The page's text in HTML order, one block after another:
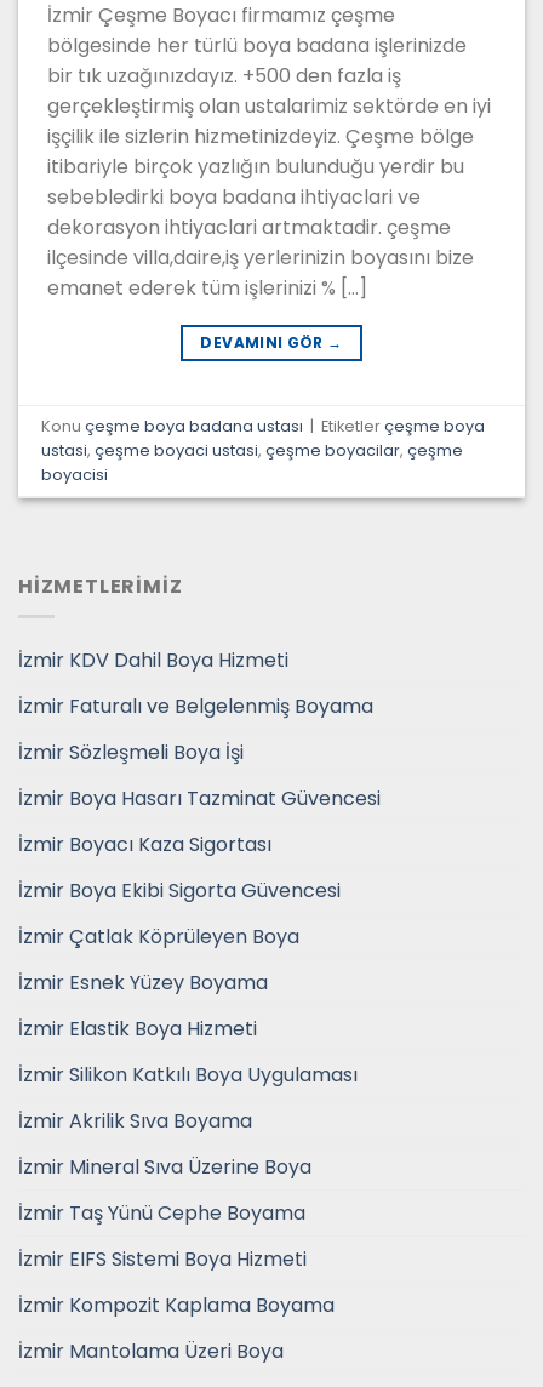
İzmir Çeşme Boyacı firmamız çeşme
bölgesinde her türlü boya badana işlerinizde
bir tık uzağınızdayız. +500 den fazla iş
gerçekleştirmiş olan ustalarimiz sektörde en iyi
işçilik ile sizlerin hizmetinizdeyiz. Çeşme bölge
itibariyle birçok yazlığın bulunduğu yerdir bu
sebebledirki boya badana ihtiyaclari ve
dekorasyon ihtiyaclari artmaktadir. çeşme
ilçesinde villa,daire,iş yerlerinizin boyasını bize
emanet ederek tüm işlerinizi % […]
DEVAMINI GÖR →
Konuçeşme boya badana ustası | Etiketlerçeşme boya
ustasi,çeşme boyaci ustasi,çeşme boyacilar,çeşme
boyacisi
HİZMETLERİMİZ
İzmir KDV Dahil Boya Hizmeti
İzmir Faturalı ve Belgelenmiş Boyama
İzmir Sözleşmeli Boya İşi
İzmir Boya Hasarı Tazminat Güvencesi
İzmir Boyacı Kaza Sigortası
İzmir Boya Ekibi Sigorta Güvencesi
İzmir Çatlak Köprüleyen Boya
İzmir Esnek Yüzey Boyama
İzmir Elastik Boya Hizmeti
İzmir Silikon Katkılı Boya Uygulaması
İzmir Akrilik Sıva Boyama
İzmir Mineral Sıva Üzerine Boya
İzmir Taş Yünü Cephe Boyama
İzmir EIFS Sistemi Boya Hizmeti
İzmir Kompozit Kaplama Boyama
İzmir Mantolama Üzeri Boya